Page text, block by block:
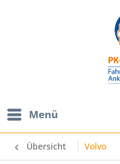
Menü
Übersicht Volvo